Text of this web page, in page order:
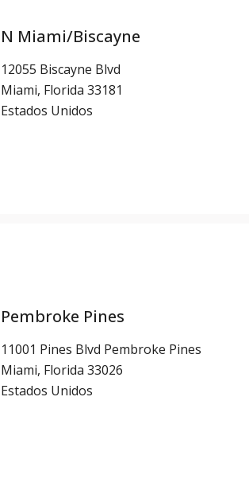
N Miami/Biscayne
12055 Biscayne Blvd
Miami, Florida 33181
Estados Unidos
Pembroke Pines
11001 Pines Blvd Pembroke Pines
Miami, Florida 33026
Estados Unidos